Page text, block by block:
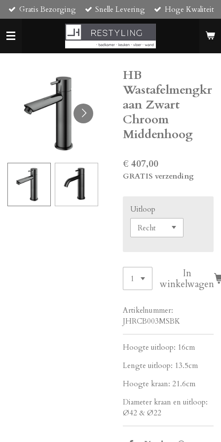
Ga
direct
naar
de
hoofdinhoud
Gratis Bezorging Snelle Levering Hoge Kwaliteit
HB
Wastafelmengkr
aan Zwart
Chroom
Middenhoog
€ 407,00
GRATIS verzending
Uitloop
In
winkelwagen
Artikelnummer:
JHRCB003MSBK
Hoogte uitloop: 16cm
Lengte uitloop: 13.5cm
Hoogte kraan: 21.6cm
Diameter kraan en uitloop:
Ø42 & Ø22